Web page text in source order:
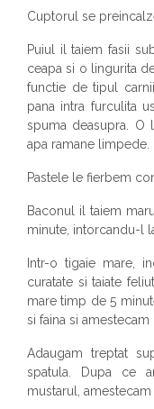
Cuptorul se
Puiul il taiem fasii
ceapa si o lingurita
functie de tipul
pana intra furculita
spuma deasupra. O
apa ramane limpede.
Pastele le fierbem
Baconul il taiem
minute, intorcandu-l
Intr-o tigaie mare,
curatate si taiate
mare timp de 5
si faina si
Adaugam treptat
spatula. Dupa ce
mustarul,